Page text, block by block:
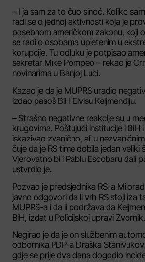
– I ja sam za to čuo sinoć. Koliko
radi se o jednoj aktivnosti koja je
posebnom američkom zakonu, koji
se radi o osobama upletenim u
korupcije. Tu odluku je potpisao
sekretar Mike Pompeo – rekao je
novinarima u Banjoj Luci.
Kazao je da je MUPRS uradio
izdao pasoš BiH Elvisu Keljmendiju.
– Strašno negativne reakcije su u
krugovima. Poštujući institucije i BiH i
iskazivao zvanično, ali u
čuje da je RS time dobila jedan veliki
Vjerovatno bi i Pablu Escobaru dali
ustvrdio je.
Pozvao je predsjednika RS-a
javno odgovori da li vrh RS stoji iza
MUPRS-a i da li podržava da
BiH, izdat u Policijskoj upravi Zvornik.
Negirao je da je on službenim
odbornika PDP-a Draška
gdje se prije dva dana dogodio